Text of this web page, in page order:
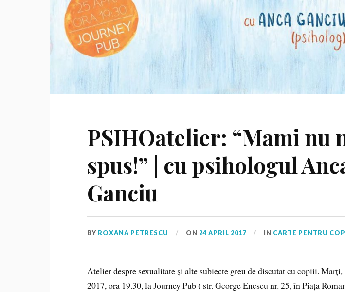
PSIHOatelier: “Mami nu
spus!” | cu psihologul
Ganciu
BY ROXANA PETRESCU ON 24 APRIL 2017 IN CARTE PENTRU
Atelier despre sexualitate și alte subiecte greu de discutat cu copiii.
2017, ora 19.30, la Journey Pub ( str. George Enescu nr. 25, în Piața